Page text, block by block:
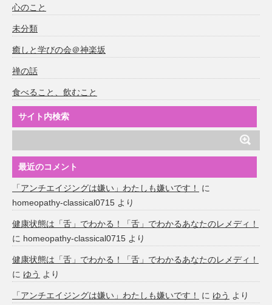
心のこと
未分類
癒しと学びの会＠神楽坂
禅の話
食べること、飲むこと
サイト内検索
最近のコメント
「アンチエイジングは嫌い」わたしも嫌いです！
に
homeopathy-classical0715 より
健康状態は「舌」でわかる！「舌」でわかるあなたのレメディ！
に homeopathy-classical0715 より
健康状態は「舌」でわかる！「舌」でわかるあなたのレメディ！
に ゆう より
「アンチエイジングは嫌い」わたしも嫌いです！ に ゆう より